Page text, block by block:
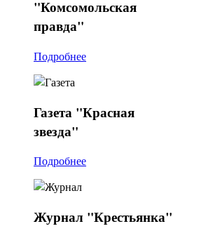
"Комсомольская
правда"
Подробнее
Газета "Красная
звезда"
Подробнее
Журнал "Крестьянка"